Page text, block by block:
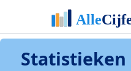
Statistieken